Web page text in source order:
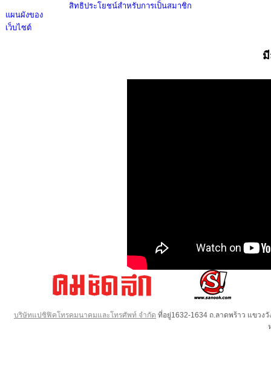
แผนผังของ
เว็บไซต์
สิทธิประโยชน์สำหรับการเป็นสมาชิก
บริษัทแปซิฟิคโทรคมนาคมและโทรศัพท์ จำกัด ที่อยู่1632-1634 ถ.ลาดพร้าว แขวง